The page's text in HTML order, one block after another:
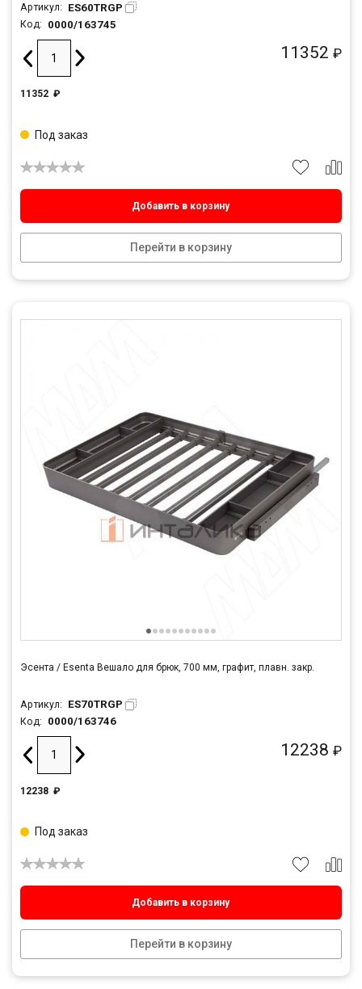
Артикул: ES60TRGP
Код: 0000/163745
11352 ₽
11352 ₽
Добавить в корзину
Перейти в корзину
Под заказ
Эсента / Esenta Вешало для брюк, 700 мм, графит, плавн. закр.
Артикул: ES70TRGP
Код: 0000/163746
12238 ₽
12238 ₽
Добавить в корзину
Перейти в корзину
Под заказ